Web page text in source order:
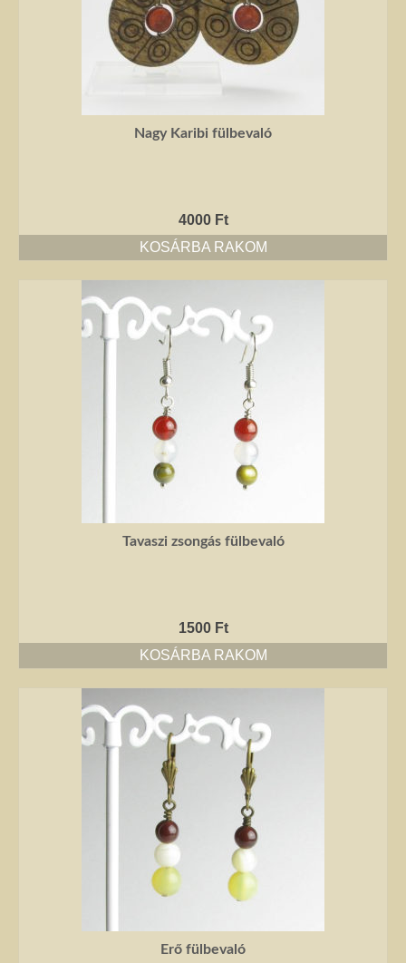
Nagy Karibi fülbevaló
4000 Ft
KOSÁRBA RAKOM
Tavaszi zsongás fülbevaló
1500 Ft
KOSÁRBA RAKOM
Erő fülbevaló